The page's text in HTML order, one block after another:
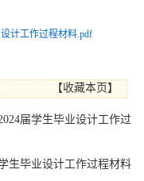
计工作过程材料.pdf
【收藏本页 】
届学生毕业设计工作过
生毕业设计工作过程材料